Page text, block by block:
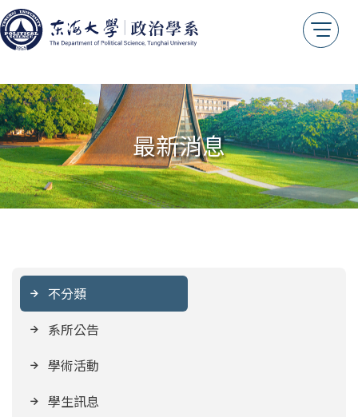
系友會
我想捐款
測試用
最新消息
不分類
系所公告
學術活動
學生訊息